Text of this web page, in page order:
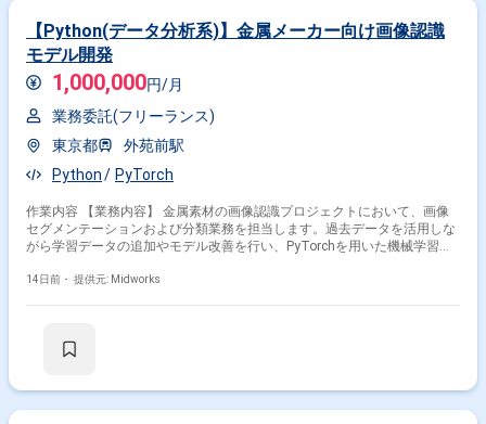
【Python(データ分析系)】金属メーカー向け画像認識
モデル開発
1,000,000円/月
業務委託(フリーランス)
東京都
外苑前駅
Python
PyTorch
作業内容 【業務内容】 金属素材の画像認識プロジェクトにおいて、画像
セグメンテーションおよび分類業務を担当します。過去データを活用しな
がら学習データの追加やモデル改善を行い、PyTorchを用いた機械学習モ
テーションおよび分類処理の実施 ・学習データの追加および整備 ・機械
14日前・ 提供元: Midworks